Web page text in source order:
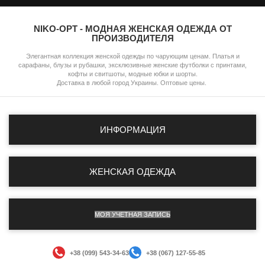
NIKO-OPT - МОДНАЯ ЖЕНСКАЯ ОДЕЖДА ОТ
ПРОИЗВОДИТЕЛЯ
Элегантная коллекция женской одежды по чарующим ценам. Платья и
сарафаны, блузы и рубашки, эксклюзивные женские футболки с принтами,
кофты и свитшоты, модные юбки и шорты.
Доставка в любой город Украины. Оптовые цены.
ИНФОРМАЦИЯ
ЖЕНСКАЯ ОДЕЖДА
МОЯ УЧЕТНАЯ ЗАПИСЬ
+38 (099) 543-34-63 +38 (067) 127-55-85